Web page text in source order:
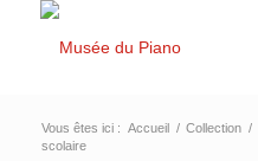
Vous êtes ici : Accueil / Collection /
scolaire